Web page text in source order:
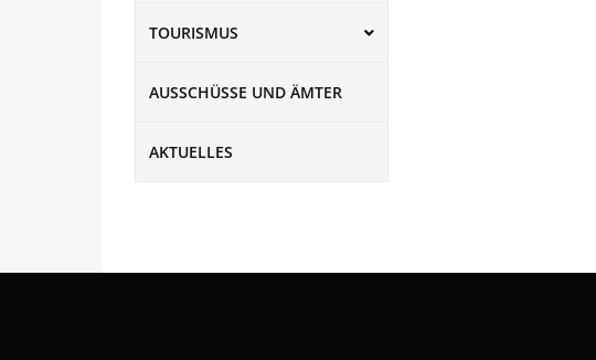
TOURISMUS
AUSSCHÜSSE UND ÄMTER
AKTUELLES